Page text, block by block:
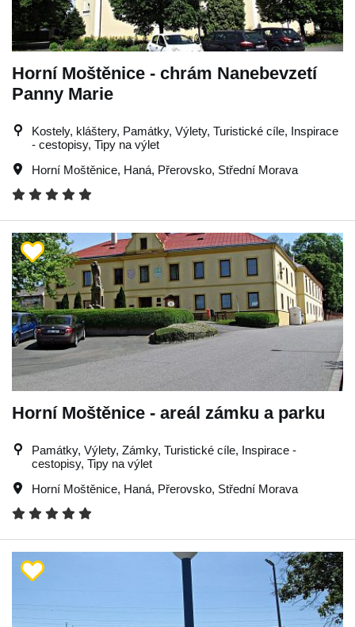
Horní Moštěnice - chrám Nanebevzetí
Panny Marie
Kostely, kláštery, Památky, Výlety, Turistické cíle, Inspirace
- cestopisy, Tipy na výlet
Horní Moštěnice, Haná, Přerovsko, Střední Morava
Horní Moštěnice - areál zámku a parku
Památky, Výlety, Zámky, Turistické cíle, Inspirace -
cestopisy, Tipy na výlet
Horní Moštěnice, Haná, Přerovsko, Střední Morava